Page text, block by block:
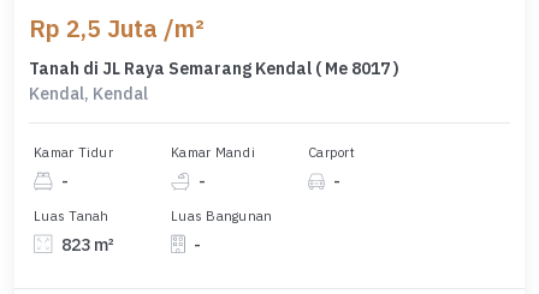
Rp 2,5 Juta /m²
Tanah di JL Raya Semarang Kendal ( Me 8017 )
Kendal, Kendal
Kamar Tidur
-
Kamar Mandi
-
Carport
-
Luas Tanah
823 m²
Luas Bangunan
-